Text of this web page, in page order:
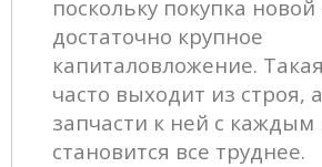
поскольку покупка
достаточно крупное
капиталовложение.
часто выходит из строя,
запчасти к ней с каждым
становится все труднее.